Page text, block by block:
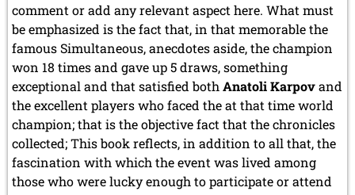
comment or add any relevant aspect here. What must
be emphasized is the fact that, in that memorable the
famous Simultaneous, anecdotes aside, the champion
won 18 times and gave up 5 draws, something
exceptional and that satisfied both Anatoli Karpovand
the excellent players who faced the at that time world
champion; that is the objective fact that the chronicles
collected; This book reflects, in addition to all that, the
fascination with which the event was lived among
those who were lucky enough to participate or attend